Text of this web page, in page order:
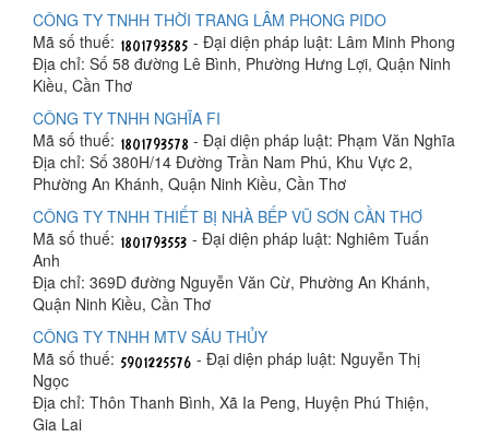
CÔNG TY TNHH THỜI TRANG LÂM PHONG PIDO
Mã số thuế:
- Đại diện pháp luật: Lâm Minh Phong
Địa chỉ: Số 58 đường Lê Bình, Phường Hưng Lợi, Quận Ninh
Kiều, Cần Thơ
CÔNG TY TNHH NGHĨA FI
Mã số thuế:
- Đại diện pháp luật: Phạm Văn Nghĩa
Địa chỉ: Số 380H/14 Đường Trần Nam Phú, Khu Vực 2,
Phường An Khánh, Quận Ninh Kiều, Cần Thơ
CÔNG TY TNHH THIẾT BỊ NHÀ BẾP VŨ SƠN CẦN THƠ
Mã số thuế:
- Đại diện pháp luật: Nghiêm Tuấn
Anh
Địa chỉ: 369D đường Nguyễn Văn Cừ, Phường An Khánh,
Quận Ninh Kiều, Cần Thơ
CÔNG TY TNHH MTV SÁU THỦY
Mã số thuế:
- Đại diện pháp luật: Nguyễn Thị
Ngọc
Địa chỉ: Thôn Thanh Bình, Xã Ia Peng, Huyện Phú Thiện,
Gia Lai